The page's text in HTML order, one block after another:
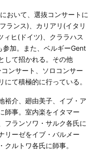
おいて、選抜コンサートに
ランス)、カリアリ(イタリ
ィヒ(ドイツ)、クララハス
加。また、ベルギーGent
して招かれる。その他
ンサート、ソロコンサー
にて積極的に行っている。
裕介、廻由美子、イブ・ア
師事。室内楽をイタマー
フランソワ・サルク各氏に
リーゼをイブ・バルメー
ルトワ各氏に師事。